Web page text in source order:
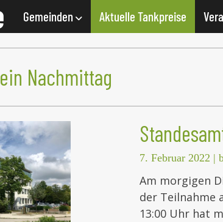
Gemeinden Aktuelle Tankpreise
ein Nachmittag
7. Februar 2022 |
Am morgigen
der Teilnahme
13:00 Uhr hat